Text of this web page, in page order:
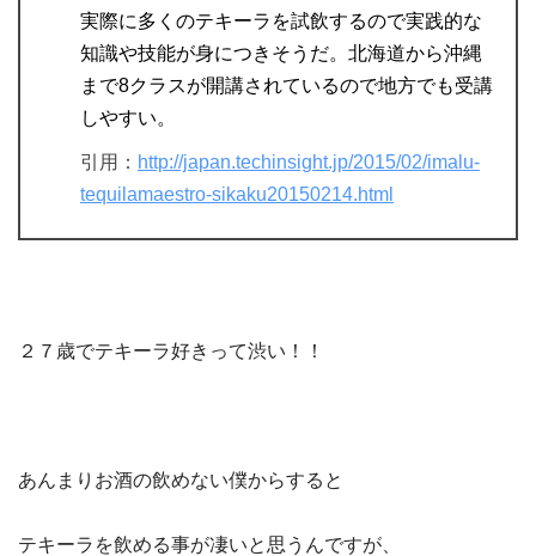
実際に多くのテキーラを試飲するので実践的な
知識や技能が身につきそうだ。北海道から沖縄
まで8クラスが開講されているので地方でも受講
しやすい。
引用： http://japan.techinsight.jp/2015/02/imalu-
tequilamaestro-sikaku20150214.html
２７歳でテキーラ好きって渋い！！
あんまりお酒の飲めない僕からすると
テキーラを飲める事が凄いと思うんですが、